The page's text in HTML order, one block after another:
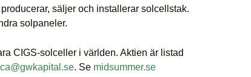
säljer och installerar solcellstak.
solpaneler.
CIGS-solceller i världen. Aktien är listad
ca@gwkapital.se. Se midsummer.se